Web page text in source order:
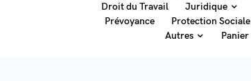
Droit du Travail
Juridique
Prévoyance
Protection Sociale
Autres
Panier